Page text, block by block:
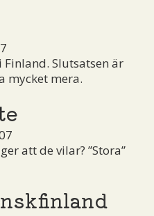
Finland. Slutsatsen är
mycket mera.
att de vilar? ”Stora”